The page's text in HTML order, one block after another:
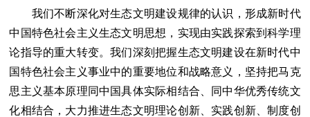
我们不断深化对生态文明建设规律的认识，形成新时代
中国特色社会主义生态文明思想，实现由实践探索到科学理
论指导的重大转变。我们深刻把握生态文明建设在新时代中
国特色社会主义事业中的重要地位和战略意义，坚持把马克
思主义基本原理同中国具体实际相结合、同中华优秀传统文
化相结合，大力推进生态文明理论创新、实践创新、制度创